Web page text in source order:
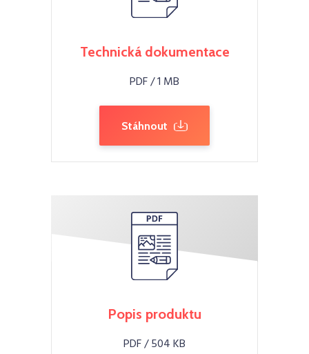
Technická dokumentace
PDF / 1 MB
Stáhnout
Popis produktu
PDF / 504 KB